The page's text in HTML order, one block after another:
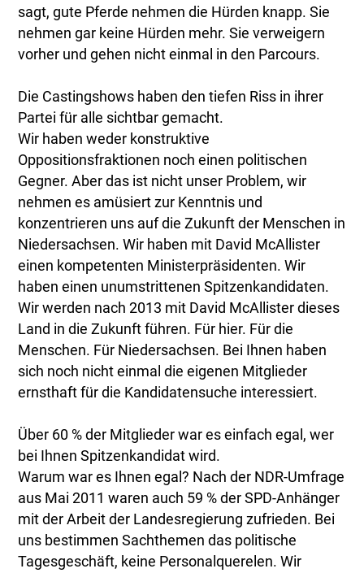
sagt, gute Pferde nehmen die Hürden knapp. Sie
nehmen gar keine Hürden mehr. Sie verweigern
vorher und gehen nicht einmal in den Parcours.
Die Castingshows haben den tiefen Riss in ihrer
Partei für alle sichtbar gemacht.
Wir haben weder konstruktive
Oppositionsfraktionen noch einen politischen
Gegner. Aber das ist nicht unser Problem, wir
nehmen es amüsiert zur Kenntnis und
konzentrieren uns auf die Zukunft der Menschen in
Niedersachsen. Wir haben mit David McAllister
einen kompetenten Ministerpräsidenten. Wir
haben einen unumstrittenen Spitzenkandidaten.
Wir werden nach 2013 mit David McAllister dieses
Land in die Zukunft führen. Für hier. Für die
Menschen. Für Niedersachsen. Bei Ihnen haben
sich noch nicht einmal die eigenen Mitglieder
ernsthaft für die Kandidatensuche interessiert.
Über 60 % der Mitglieder war es einfach egal, wer
bei Ihnen Spitzenkandidat wird.
Warum war es Ihnen egal? Nach der NDR-Umfrage
aus Mai 2011 waren auch 59 % der SPD-Anhänger
mit der Arbeit der Landesregierung zufrieden. Bei
uns bestimmen Sachthemen das politische
Tagesgeschäft, keine Personalquerelen. Wir